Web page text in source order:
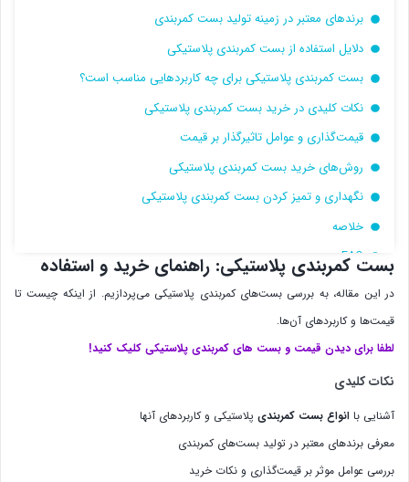
برندهای معتبر در زمینه تولید بست کمربندی
دلایل استفاده از بست کمربندی پلاستیکی
بست کمربندی پلاستیکی برای چه کاربردهایی مناسب است؟
نکات کلیدی در خرید بست کمربندی پلاستیکی
قیمت‌گذاری و عوامل تاثیرگذار بر قیمت
روش‌های خرید بست کمربندی پلاستیکی
نگهداری و تمیز کردن بست کمربندی پلاستیکی
خلاصه
FAQ
سوالات متداول خرید
خرید بست فلزی در کرج
خرید بست فلزی در تهران
تفاوت بست استیل شیاردار و بست استیل فنردار
بست کمربندی پلاستیکی: راهنمای خرید و استفاده
در این مقاله، به بررسی بست‌های کمربندی پلاستیکی می‌پردازیم. از اینکه چیست تا
قیمت‌ها و کاربردهای آن‌ها.
لطفا برای دیدن قیمت و بست های کمربندی پلاستیکی کلیک کنید!
نکات کلیدی
آشنایی با انواع بست کمربندی پلاستیکی و کاربردهای آنها
معرفی برندهای معتبر در تولید بست‌های کمربندی
بررسی عوامل موثر بر قیمت‌گذاری و نکات خرید